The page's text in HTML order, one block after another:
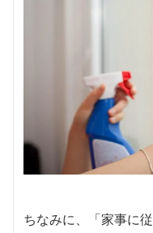
ちなみに、「家事に